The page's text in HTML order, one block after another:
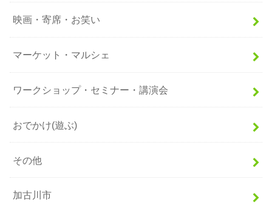
映画・寄席・お笑い
マーケット・マルシェ
ワークショップ・セミナー・講演会
おでかけ(遊ぶ)
その他
加古川市